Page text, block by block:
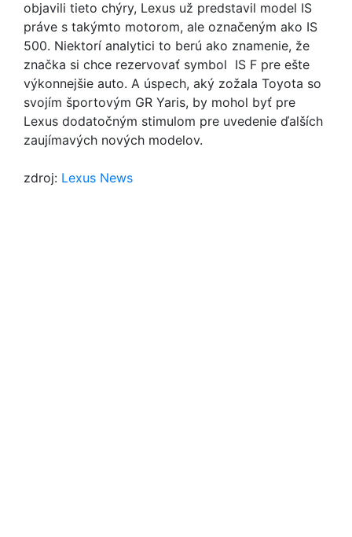
objavili tieto chýry, Lexus už predstavil model IS
práve s takýmto motorom, ale označeným ako IS
500. Niektorí analytici to berú ako znamenie, že
značka si chce rezervovať symbol IS F pre ešte
výkonnejšie auto. A úspech, aký zožala Toyota so
svojím športovým GR Yaris, by mohol byť pre
Lexus dodatočným stimulom pre uvedenie ďalších
zaujímavých nových modelov.
zdroj: Lexus News